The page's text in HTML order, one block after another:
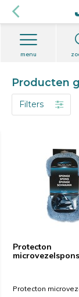
menu
Producten
Filters
Protecton
microvezelspons
Protecton